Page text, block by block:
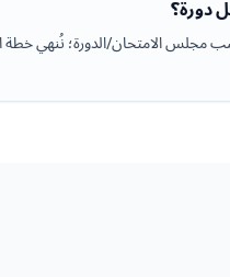
دورة؟
حسب مجلس الامتحان/الدورة؛ نُنهي